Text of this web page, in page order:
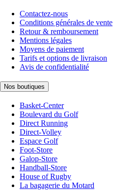
Contactez-nous
Conditions générales de vente
Retour & remboursement
Mentions légales
Moyens de paiement
Tarifs et options de livraison
Avis de confidentialité
Nos boutiques
Basket-Center
Boulevard du Golf
Direct Running
Direct-Volley
Espace Golf
Foot-Store
Galop-Store
Handball-Store
House of Rugby
La bagagerie du Motard